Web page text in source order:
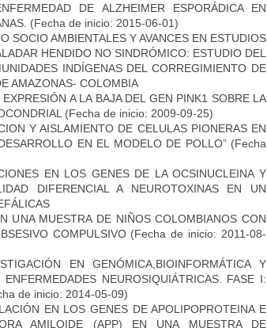
DE ALZHEIMER ESPORÁDICA EN
(Fecha de inicio: 2015-06-01)
SOCIO AMBIENTALES Y AVANCES EN ESTUDIOS
HENDIDO NO SINDRÓMICO: ESTUDIO DEL
INDÍGENAS DEL CORREGIMIENTO DE
AMAZONAS- COLOMBIA
A LA BAJA DEL GEN PINK1 SOBRE LA
(Fecha de inicio: 2009-09-25)
Y AISLAMIENTO DE CELULAS PIONERAS EN
EN EL MODELO DE POLLO”(Fecha
EN LOS GENES DE LA OCSINUCLEINA Y
DIFERENCIAL A NEUROTOXINAS EN UN
UNA MUESTRA DE NIÑOS COLOMBIANOS CON
COMPULSIVO(Fecha de inicio: 2011-08-
EN GENÓMICA,BIOINFORMÁTICA Y
NEUROSIQUIÁTRICAS. FASE I:
de inicio: 2014-05-09)
EN LOS GENES DE APOLIPOPROTEINA E
AMILOIDE (APP) EN UNA MUESTRA DE